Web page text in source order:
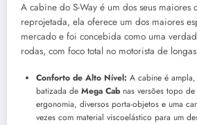
A cabine do S-Way é um dos seus maiores
reprojetada, ela oferece um dos maiores
mercado e foi concebida como uma
rodas, com foco total no motorista de
Conforto de Alto Nível: A cabine é
batizada de Mega Cab nas versões topo
ergonomia, diversos porta-objetos e uma
vezes com material viscoelástico para um